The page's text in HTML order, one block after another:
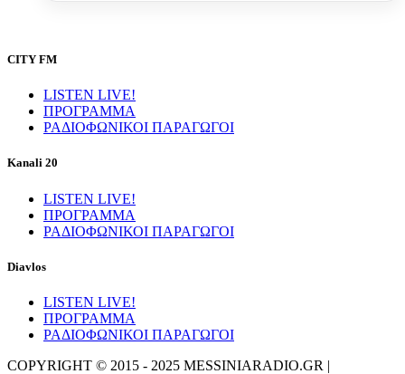
CITY FM
LISTEN LIVE!
ΠΡΟΓΡΑΜΜΑ
ΡΑΔΙΟΦΩΝΙΚΟΙ ΠΑΡΑΓΩΓΟΙ
Kanali 20
LISTEN LIVE!
ΠΡΟΓΡΑΜΜΑ
ΡΑΔΙΟΦΩΝΙΚΟΙ ΠΑΡΑΓΩΓΟΙ
Diavlos
LISTEN LIVE!
ΠΡΟΓΡΑΜΜΑ
ΡΑΔΙΟΦΩΝΙΚΟΙ ΠΑΡΑΓΩΓΟΙ
COPYRIGHT © 2015 - 2025 MESSINIARADIO.GR |